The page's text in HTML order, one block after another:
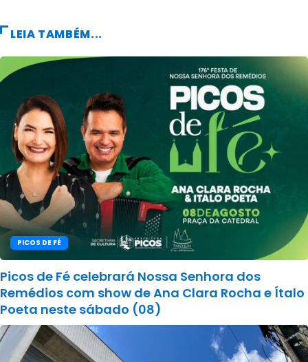
LEIA TAMBÉM...
PICOS DE FÉ
Picos de Fé celebrará Nossa Senhora dos
Remédios com show de Ana Clara Rocha e Ítalo
Poeta neste sábado (08)